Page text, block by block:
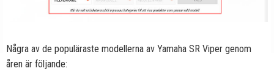
Några av de populäraste modellerna av Yamaha SR Viper genom
åren är följande: